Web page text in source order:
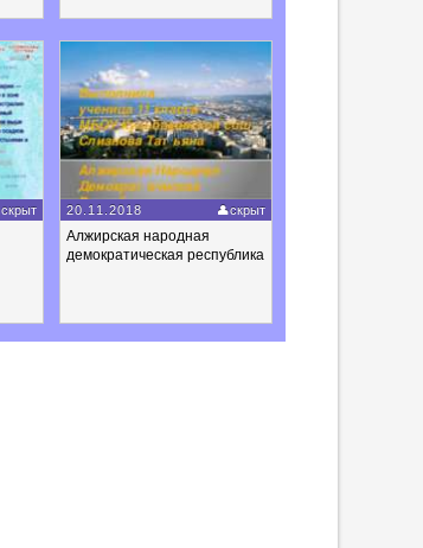
скрыт 20.11.2018 скрыт
Алжирская народная
демократическая республика